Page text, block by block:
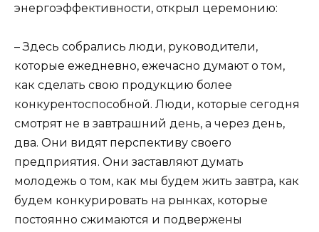
энергоэффективности, открыл церемонию:
– Здесь собрались люди, руководители,
которые ежедневно, ежечасно думают о том,
как сделать свою продукцию более
конкурентоспособной. Люди, которые сегодня
смотрят не в завтрашний день, а через день,
два. Они видят перспективу своего
предприятия. Они заставляют думать
молодежь о том, как мы будем жить завтра, как
будем конкурировать на рынках, которые
постоянно сжимаются и подвержены